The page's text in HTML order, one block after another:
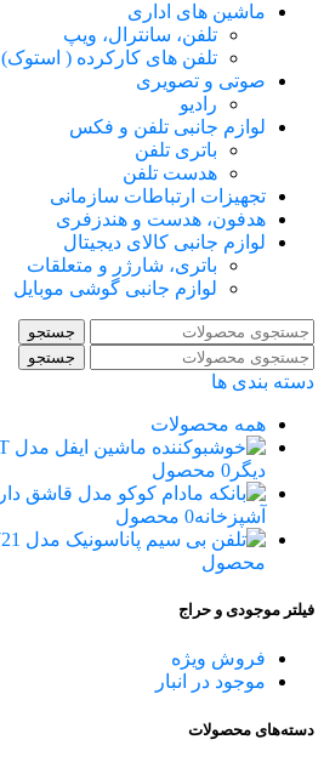
ماشین های اداری
تلفن، سانترال، ویپ
تلفن های کارکرده ( استوک)
صوتی و تصویری
رادیو
لوازم جانبی تلفن و فکس
باتری تلفن
هدست تلفن
تجهیزات ارتباطات سازمانی
هدفون، هدست و هندزفری
لوازم جانبی کالای دیجیتال
باتری، شارژر و متعلقات
لوازم جانبی گوشی موبایل
جستجو
جستجو
دسته بندی ها
همه محصولات
دیگر 0 محصول
آشپزخانه0 محصول
محصول
فیلتر موجودی و حراج
فروش ویژه
موجود در انبار
دسته‌های محصولات